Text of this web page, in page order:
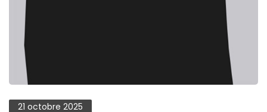
21 octobre 2025